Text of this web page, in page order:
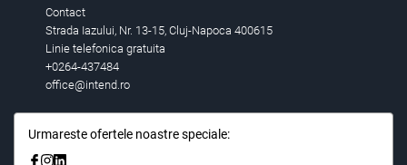
Contact
Strada Iazului, Nr. 13-15, Cluj-Napoca 400615
Linie telefonica gratuita
+0264-437484
office@intend.ro
Urmareste ofertele noastre speciale: